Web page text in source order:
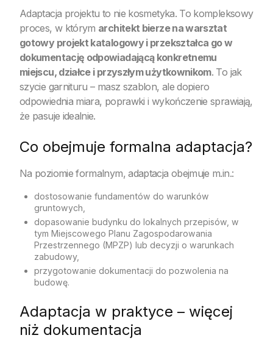
Adaptacja projektu to nie kosmetyka. To kompleksowy
proces, w którym architekt bierze na warsztat
gotowy projekt katalogowy i przekształca go w
dokumentację odpowiadającą konkretnemu
miejscu, działce i przyszłym użytkownikom. To jak
szycie garnituru – masz szablon, ale dopiero
odpowiednia miara, poprawki i wykończenie sprawiają,
że pasuje idealnie.
Co obejmuje formalna adaptacja?
Na poziomie formalnym, adaptacja obejmuje m.in.:
dostosowanie fundamentów do warunków
gruntowych,
dopasowanie budynku do lokalnych przepisów, w
tym Miejscowego Planu Zagospodarowania
Przestrzennego (MPZP) lub decyzji o warunkach
zabudowy,
przygotowanie dokumentacji do pozwolenia na
budowę.
Adaptacja w praktyce – więcej
niż dokumentacja